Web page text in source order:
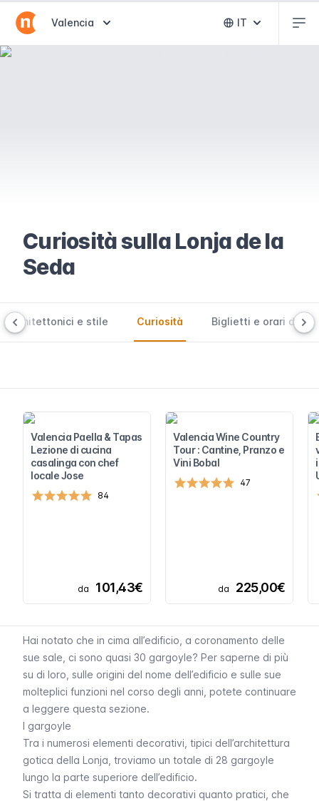
Abrir selector de destinos
Valencia Abrir selector
IT
Curiosità sulla Lonja de la
Seda
architettonici e stile Curiosità Biglietti e orari
Valencia Paella & Tapas
Lezione di cucina
casalinga con chef
locale Jose
84
da 101,43€
Valencia Wine Country
Tour : Cantine, Pranzo e
Vini Bobal
47
da 225,00€
Hai notato che in cima all’edificio, a coronamento delle
sue sale, ci sono quasi 30 gargoyle? Per saperne di più
su di loro, sulle origini del nome dell’edificio e sulle sue
molteplici funzioni nel corso degli anni, potete continuare
a leggere questa sezione.
I gargoyle
Tra i numerosi elementi decorativi, tipici dell’architettura
gotica della Lonja, troviamo un totale di 28 gargoyle
lungo la parte superiore dell’edificio.
Si tratta di elementi tanto decorativi quanto pratici, che